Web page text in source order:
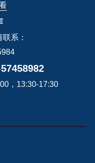
系：
，13:30-17:30